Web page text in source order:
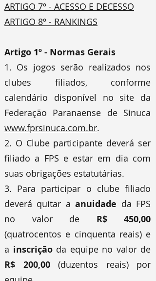
ARTIGO 7º - ACESSO E DECESSO
ARTIGO 8º - RANKINGS
Artigo 1º - Normas Gerais
1. Os jogos serão realizados nos
clubes filiados, conforme
calendário disponível no site da
Federação Paranaense de Sinuca
www.fprsinuca.com.br.
2. O Clube participante deverá ser
filiado a FPS e estar em dia com
suas obrigações estatutárias.
3. Para participar o clube filiado
deverá quitar aanuidade da FPS
no valor de R$ 450,00
(quatrocentos e cinquenta reais) e
a inscrição da equipe no valor de
R$ 200,00(duzentos reais) por